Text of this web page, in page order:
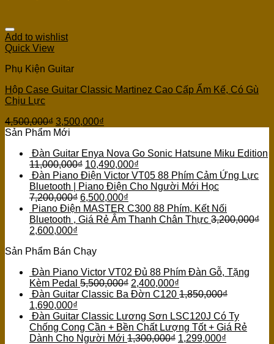
Add to wishlist
Quick View
Phụ Kiện Guitar
Hộp Case Guitar Classic Martinez Cao Cấp Ẩm Kế, Có Gù
Chịu Lực
4,500,000₫ 3,500,000₫
Sản Phẩm Mới
Đàn Guitar Enya Nova Go Sonic Hatsune Miku Edition
11,000,000₫ 10,490,000₫
Đàn Piano Điện Victor VT05 88 Phím Cảm Ứng Lực
Bluetooth | Piano Điện Cho Người Mới Học
7,200,000₫ 6,500,000₫
Piano Điện MASTER C300 88 Phím, Kết Nối
Bluetooth , Giá Rẻ Âm Thanh Chân Thực 3,200,000₫
2,600,000₫
Sản Phẩm Bán Chạy
Đàn Piano Victor VT02 Đủ 88 Phím Đàn Gỗ, Tặng
Kèm Pedal 5,500,000₫ 2,400,000₫
Đàn Guitar Classic Ba Đờn C120 1,850,000₫
1,690,000₫
Đàn Guitar Classic Lương Sơn LSC120J Có Ty
Chống Cong Cần + Bền Chất Lượng Tốt + Giá Rẻ
Dành Cho Người Mới 1,300,000₫ 1,299,000₫